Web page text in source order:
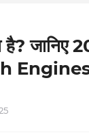
है? जानिए
Engines